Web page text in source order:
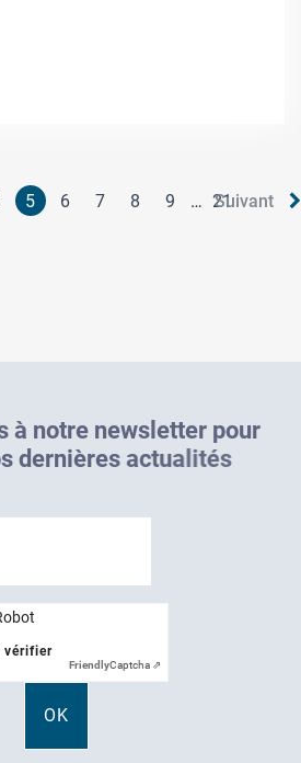
5 6 7 8 9 … 21
Suivant
à notre newsl etter pour
s dernières actual ités
vérifier
FriendlyCaptcha ⇗